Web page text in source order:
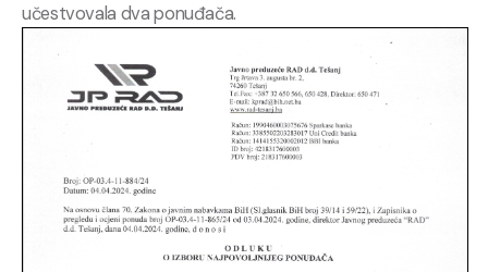
učestvovala dva ponuđača.